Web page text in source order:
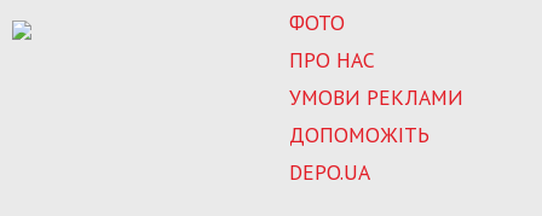
ФОТО
ПРО НАС
УМОВИ РЕКЛАМИ
ДОПОМОЖІТЬ
DEPO.UA